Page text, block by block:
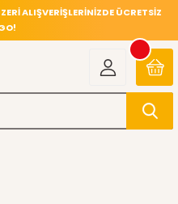
ALIŞVERİŞLERİNİZDE ÜCRETSİZ